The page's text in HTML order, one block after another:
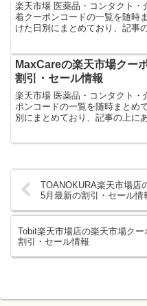
楽天市場 医薬品・コンタクト
着クーポンコードの一覧を随時
けた日別にまとめており、記事
MaxCareの楽天市場クー
割引・セール情報
楽天市場 医薬品・コンタクト・
ポンコードの一覧を随時まとめ
別にまとめており、記事の上に
TOANOKURA楽天市場店
5月最新の割引・セール情
Tobit楽天市場店の楽天市場ク
割引・セール情報